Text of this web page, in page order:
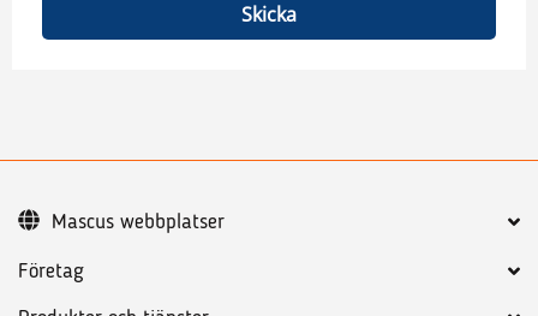
Skicka
Företag
Mascus webbplatser